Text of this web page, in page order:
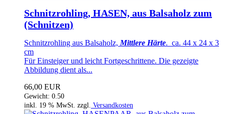
Schnitzrohling, HASEN, aus Balsaholz zum
(Schnitzen)
Schnitzrohling aus Balsaholz, Mittlere Härte. ca. 44 x 24 x 3
cm
Für Einsteiger und leicht Fortgeschrittene. Die gezeigte
Abbildung dient als...
66,00 EUR
Gewicht: 0.50
inkl. 19 % MwSt. zzgl. Versandkosten